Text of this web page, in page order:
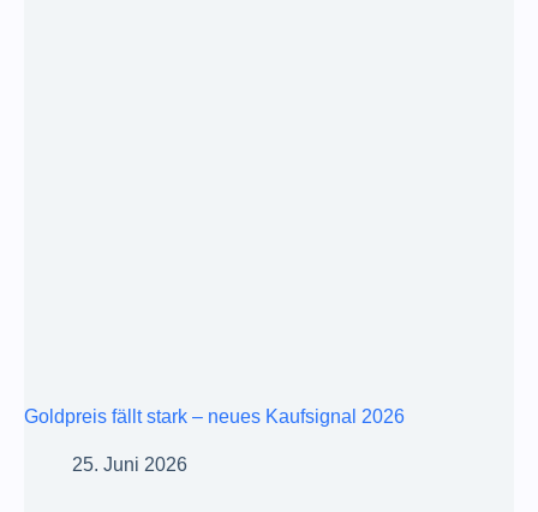
Goldpreis fällt stark – neues Kaufsignal 2026
25. Juni 2026